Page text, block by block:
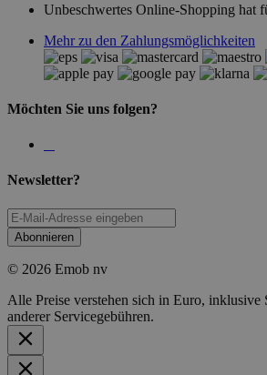
Unbeschwertes Online-Shopping hat
Mehr zu den Zahlungsmöglichkeiten
Möchten Sie uns folgen?
Newsletter?
Abonnieren
© 2026 Emob nv
Alle Preise verstehen sich in Euro, inklusive
anderer Servicegebühren.